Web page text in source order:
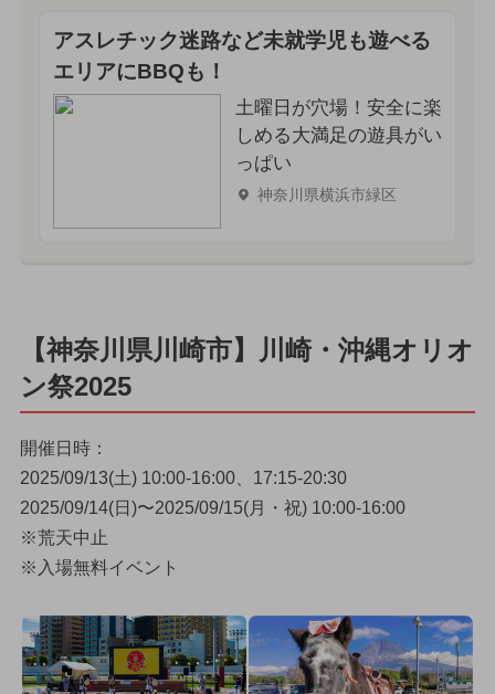
アスレチック迷路など未就学児も遊べる
エリアにBBQも！
土曜日が穴場！安全に楽
しめる大満足の遊具がい
っぱい
神奈川県横浜市緑区
【神奈川県川崎市】川崎・沖縄オリオ
ン祭2025
開催日時：
2025/09/13(土) 10:00-16:00、17:15-20:30
2025/09/14(日)〜2025/09/15(月・祝) 10:00-16:00
※荒天中止
※入場無料イベント